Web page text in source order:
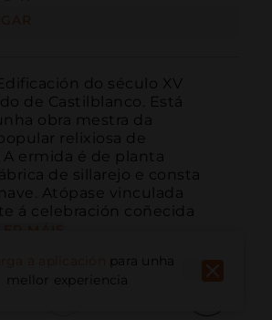
do século XV
de Castilblanco. Está
obra mestra da
relixiosa de
A ermida é de planta
de sillarejo e consta
Atópase vinculada
á celebración coñecida
para unha
mellor experiencia